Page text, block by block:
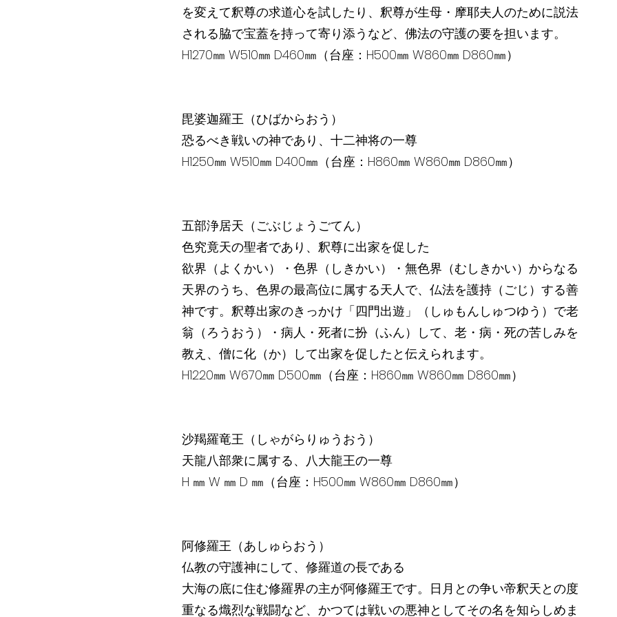
を変えて釈尊の求道心を試したり、釈尊が生母・摩耶夫人のために説法
される脇で宝蓋を持って寄り添うなど、佛法の守護の要を担います。
H1270㎜ W510㎜ D460㎜（台座：H500㎜ W860㎜ D860㎜）
毘婆迦羅王（ひばからおう）
恐るべき戦いの神であり、十二神将の一尊
H1250㎜ W510㎜ D400㎜（台座：H860㎜ W860㎜ D860㎜）
五部浄居天（ごぶじょうごてん）
色究竟天の聖者であり、釈尊に出家を促した
欲界（よくかい）・色界（しきかい）・無色界（むしきかい）からなる
天界のうち、色界の最高位に属する天人で、仏法を護持（ごじ）する善
神です。釈尊出家のきっかけ「四門出遊」（しゅもんしゅつゆう）で老
翁（ろうおう）・病人・死者に扮（ふん）して、老・病・死の苦しみを
教え、僧に化（か）して出家を促したと伝えられます。
H1220㎜ W670㎜ D500㎜（台座：H860㎜ W860㎜ D860㎜）
沙羯羅竜王（しゃがらりゅうおう）
天龍八部衆に属する、八大龍王の一尊
H ㎜ W ㎜ D ㎜（台座：H500㎜ W860㎜ D860㎜）
阿修羅王（あしゅらおう）
仏教の守護神にして、修羅道の長である
大海の底に住む修羅界の主が阿修羅王です。日月との争い帝釈天との度
重なる熾烈な戦闘など、かつては戦いの悪神としてその名を知らしめま